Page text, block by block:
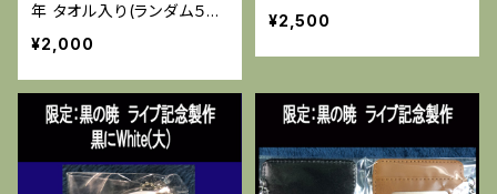
年 タオル入り(ランダム５枚
セット)
¥2,000
¥2,500